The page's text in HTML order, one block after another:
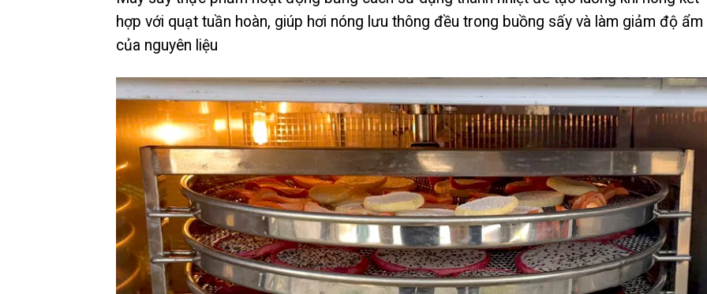
hợp với quạt tuần hoàn, giúp hơi nóng lưu thông đều trong buồng sấy và làm giảm độ ẩm
của nguyên liệu